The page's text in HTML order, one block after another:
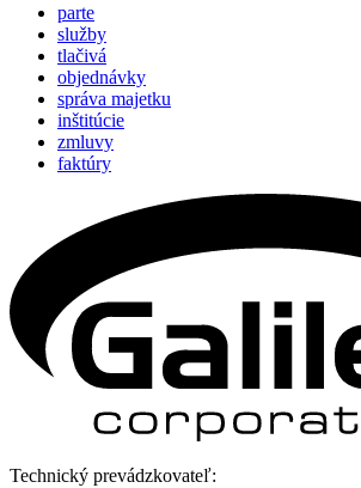
parte
služby
tlačivá
objednávky
správa majetku
inštitúcie
zmluvy
faktúry
Technický prevádzkovateľ: